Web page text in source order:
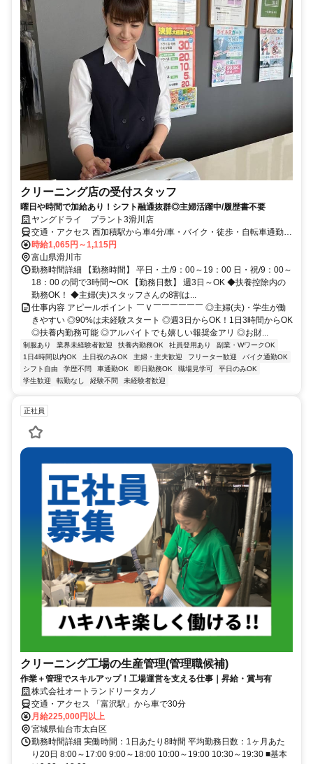
クリーニング店の受付スタッフ
曜日や時間で加給あり！シフト融通抜群◎主婦活躍中/履歴書不要
ヤングドライ プラント3滑川店
交通・アクセス 西加積駅から車4分/車・バイク・徒歩・自転車通勤
OK
時給1,065円～1,115円
富山県滑川市
勤務時間詳細 【勤務時間】 平日・土/9：00～19：00 日・祝/9：00～
18：00 の間で3時間〜OK 【勤務日数】 週3日～OK ◆扶養控除内の
勤務OK！ ◆主婦(夫)スタッフさんの8割は...
仕事内容 アピールポイント ￣Ｖ￣￣￣￣￣￣ ◎主婦(夫)・学生が働
きやすい ◎90%は未経験スタート ◎週3日からOK！1日3時間からOK
◎扶養内勤務可能 ◎アルバイトでも嬉しい報奨金アリ ◎お財...
制服あり 業界未経験者歓迎 扶養内勤務OK 社員登用あり
副業・WワークOK
1日4時間以内OK
土日祝のみOK 主婦・主夫歓迎 フリーター歓迎
バイク通勤OK
シフト自由
学歴不問 車通勤OK 即日勤務OK 職場見学可
平日のみOK
学生歓迎
転勤なし 経験不問 未経験者歓迎
正社員
クリーニング工場の生産管理(管理職候補)
作業＋管理でスキルアップ！工場運営を支える仕事｜昇給・賞与有
株式会社オートランドリータカノ
交通・アクセス 「富沢駅」から車で30分
月給225,000円以上
宮城県仙台市太白区
勤務時間詳細 実働時間：1日あたり8時間 平均勤務日数：1ヶ月あた
り20日 8:00～17:00 9:00～18:00 10:00～19:00 10:30～19:30 ■基本